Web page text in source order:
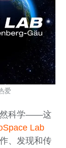
然科学——这
Lab
、发现和传
爱